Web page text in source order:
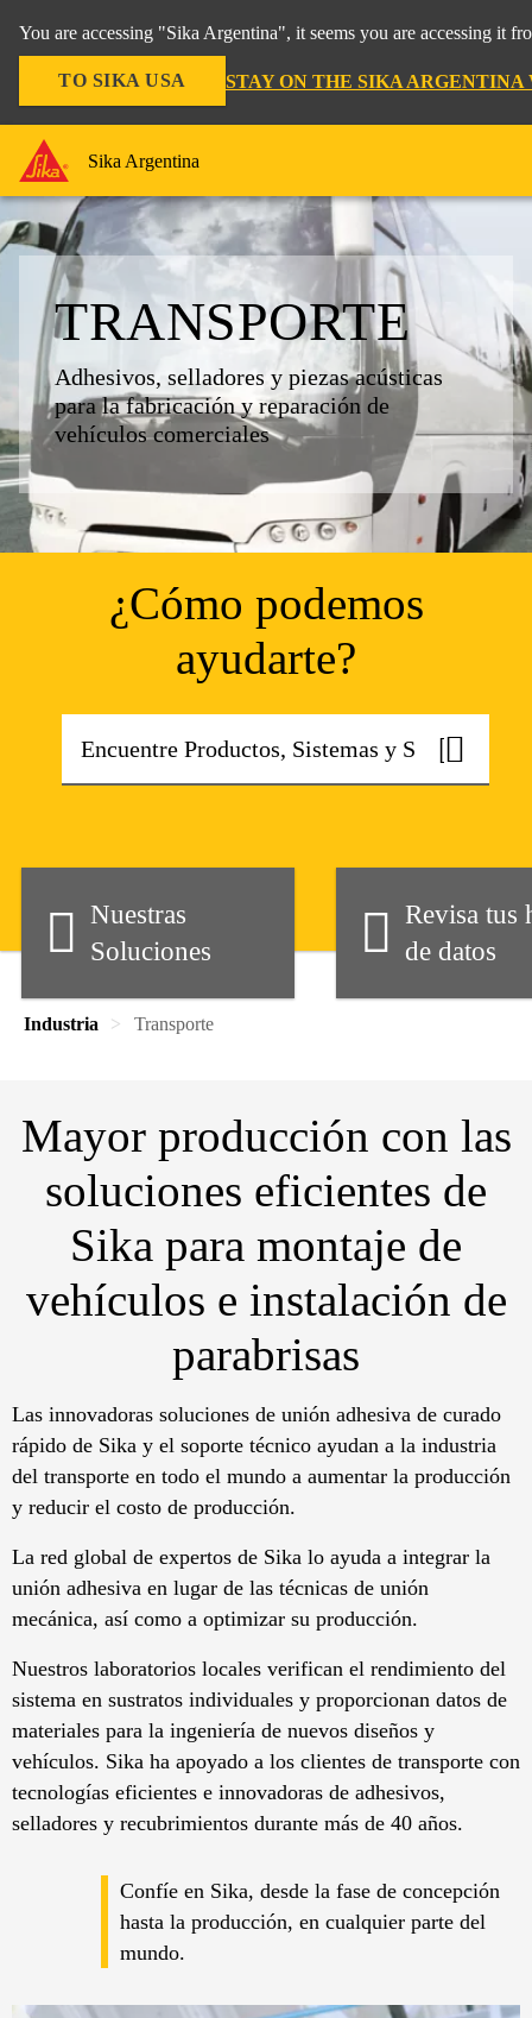
You are accessing "Sika Argentina", it seems you are accessing it
TO SIKA USA STAY ON THE SIKA ARGENTINA
Sika Argentina
TRANSPORTE
Adhesivos, selladores y piezas acústicas
para la fabricación y reparación de
vehículos comerciales
¿Cómo podemos
ayudarte?
Nuestras
Soluciones
Revisa tus
de datos
Industria Transporte
Mayor producción con las
soluciones eficientes de
Sika para montaje de
vehículos e instalación de
parabrisas
Las innovadoras soluciones de unión adhesiva de curado
rápido de Sika y el soporte técnico ayudan a la industria
del transporte en todo el mundo a aumentar la producción
y reducir el costo de producción.
La red global de expertos de Sika lo ayuda a integrar la
unión adhesiva en lugar de las técnicas de unión
mecánica, así como a optimizar su producción.
Nuestros laboratorios locales verifican el rendimiento del
sistema en sustratos individuales y proporcionan datos de
materiales para la ingeniería de nuevos diseños y
vehículos. Sika ha apoyado a los clientes de transporte con
tecnologías eficientes e innovadoras de adhesivos,
selladores y recubrimientos durante más de 40 años.
Confíe en Sika, desde la fase de concepción
hasta la producción, en cualquier parte del
mundo.